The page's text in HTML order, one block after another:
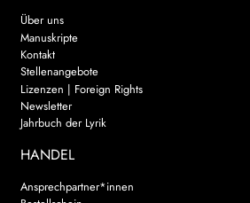
Über uns
Manuskripte
Kontakt
Stellenangebote
Lizenzen | Foreign Rights
Newsletter
Jahrbuch der Lyrik
HANDEL
Ansprechpartner*innen